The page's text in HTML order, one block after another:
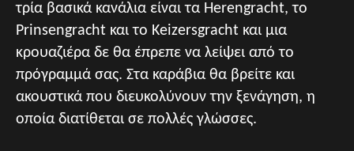
τρία βασικά κανάλια είναι τα Herengracht, το
Prinsengracht και το Keizersgracht και μια
κρουαζιέρα δε θα έπρεπε να λείψει από το
πρόγραμμά σας. Στα καράβια θα βρείτε και
ακουστικά που διευκολύνουν την ξενάγηση, η
οποία διατίθεται σε πολλές γλώσσες.